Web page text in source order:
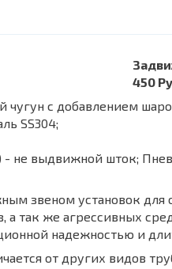
450
чугун с добавлением
SS304;
- не выдвижной шток;
звеном установок для
а так же агрессивных
надежностью и
от других видов